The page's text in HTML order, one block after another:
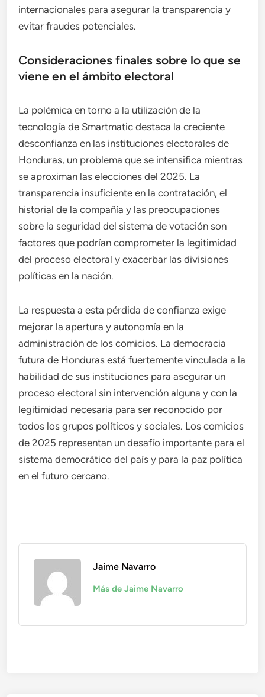
internacionales para asegurar la transparencia y
evitar fraudes potenciales.
Consideraciones finales sobre lo que se
viene en el ámbito electoral
La polémica en torno a la utilización de la
tecnología de Smartmatic destaca la creciente
desconfianza en las instituciones electorales de
Honduras, un problema que se intensifica mientras
se aproximan las elecciones del 2025. La
transparencia insuficiente en la contratación, el
historial de la compañía y las preocupaciones
sobre la seguridad del sistema de votación son
factores que podrían comprometer la legitimidad
del proceso electoral y exacerbar las divisiones
políticas en la nación.
La respuesta a esta pérdida de confianza exige
mejorar la apertura y autonomía en la
administración de los comicios. La democracia
futura de Honduras está fuertemente vinculada a la
habilidad de sus instituciones para asegurar un
proceso electoral sin intervención alguna y con la
legitimidad necesaria para ser reconocido por
todos los grupos políticos y sociales. Los comicios
de 2025 representan un desafío importante para el
sistema democrático del país y para la paz política
en el futuro cercano.
Jaime Navarro
Más de Jaime Navarro